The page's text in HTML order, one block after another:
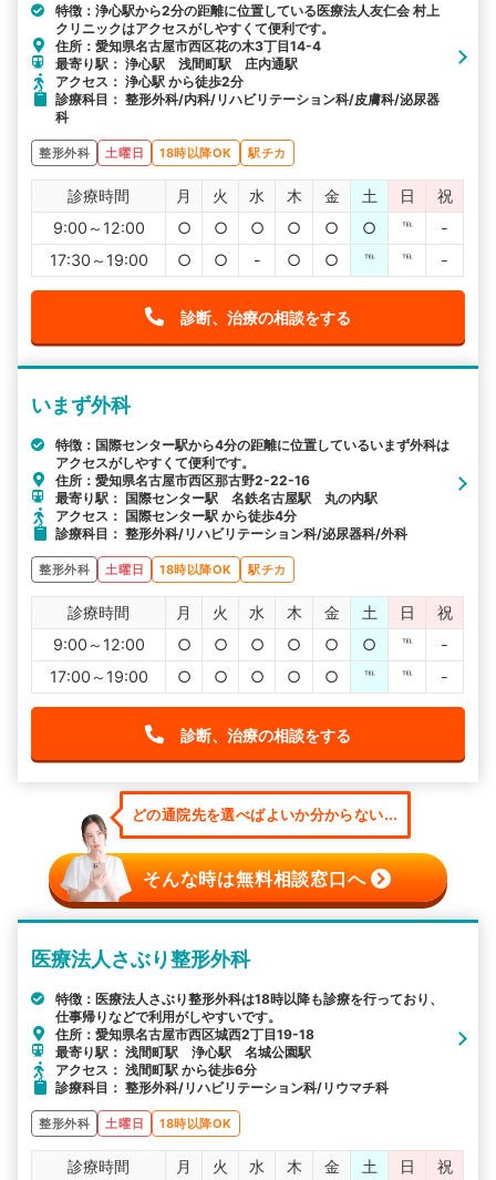
特徴：浄心駅から2分の距離に位置している医療法人友仁会 村上
クリニックはアクセスがしやすくて便利です。
住所：愛知県名古屋市西区花の木3丁目14-4
最寄り駅： 浄心駅 浅間町駅 庄内通駅
アクセス： 浄心駅 から徒歩2分
診療科目： 整形外科/内科/リハビリテーション科/皮膚科/泌尿器
科
整形外科 土曜日 18時以降OK 駅チカ
診療時間 月 火 水 木 金 土 日
祝
9:00～12:00
○ ○ ○ ○ ○ ○ ℡
-
17:30～19:00
○ ○ - ○ ○ ℡ ℡ -
診断、治療の相談をする
いまず外科
特徴：国際センター駅から4分の距離に位置しているいまず外科は
アクセスがしやすくて便利です。
住所：愛知県名古屋市西区那古野2-22-16
最寄り駅： 国際センター駅 名鉄名古屋駅 丸の内駅
アクセス： 国際センター駅 から徒歩4分
診療科目： 整形外科/リハビリテーション科/泌尿器科/外科
整形外科 土曜日 18時以降OK 駅チカ
診療時間 月 火 水 木 金 土 日
祝
9:00～12:00
○ ○ ○ ○ ○ ○ ℡
-
17:00～19:00
○ ○ ○ ○ ○ ℡ ℡ -
診断、治療の相談をする
どの通院先を選べばよいか分からない...
そんな時は無料相談窓口へ
医療法人さぶり整形外科
特徴：医療法人さぶり整形外科は18時以降も診療を行っており、
仕事帰りなどで利用がしやすいです。
住所：愛知県名古屋市西区城西2丁目19-18
最寄り駅： 浅間町駅 浄心駅 名城公園駅
アクセス： 浅間町駅 から徒歩6分
診療科目： 整形外科/リハビリテーション科/リウマチ科
整形外科 土曜日 18時以降OK
診療時間 月 火 水 木 金 土 日
祝